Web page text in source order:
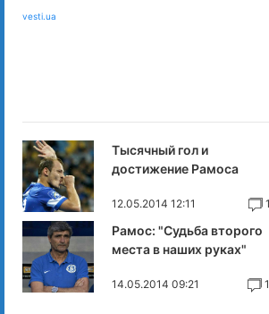
vesti.ua
Тысячный гол и
достижение Рамоса
12.05.2014 12:11
Рамос: "Судьба второго
места в наших руках"
14.05.2014 09:21